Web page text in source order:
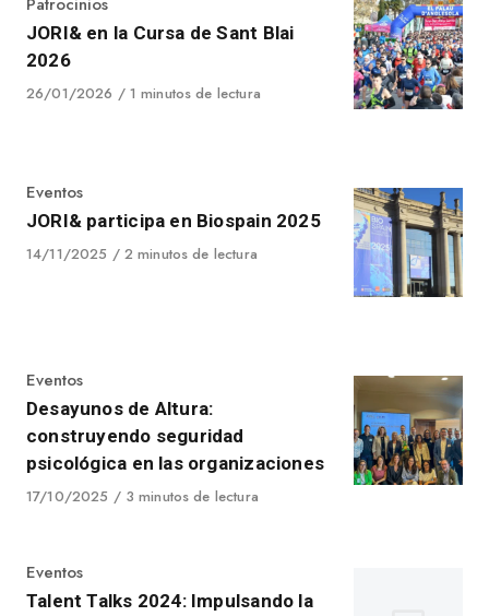
JORI& en la Cursa de Sant Blai
2026
Published
26/01/2026 1 minutos de lectura
Category
Eventos
JORI& participa en Biospain 2025
Published
14/11/2025 2 minutos de lectura
Category
Eventos
Desayunos de Altura:
construyendo seguridad
psicológica en las organizaciones
Published
17/10/2025 3 minutos de lectura
Category
Eventos
Talent Talks 2024: Impulsando la